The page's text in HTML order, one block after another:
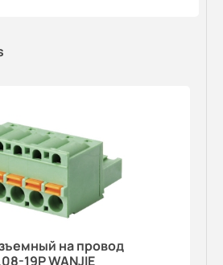
на провод
19P WANJIE